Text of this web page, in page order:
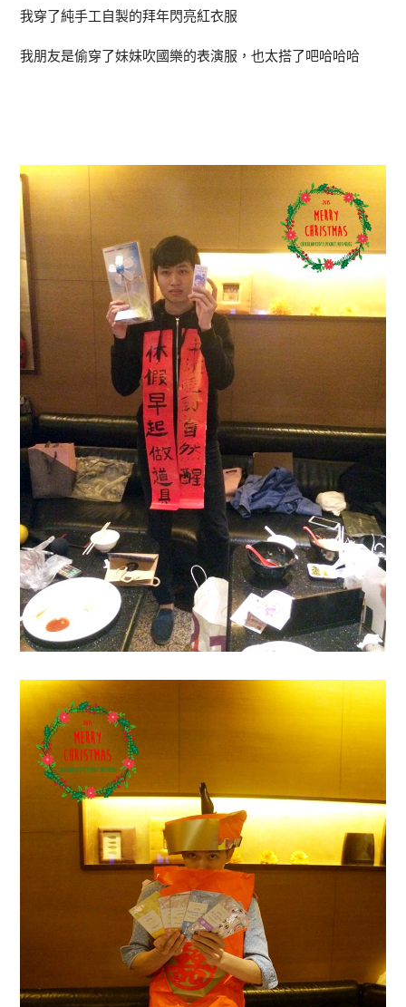
我穿了純手工自製的拜年閃亮紅衣服
我朋友是偷穿了妹妹吹國樂的表演服，也太搭了吧哈哈哈